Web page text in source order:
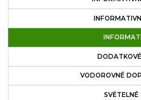
VODOROVNÉ
SVĚTELNÉ